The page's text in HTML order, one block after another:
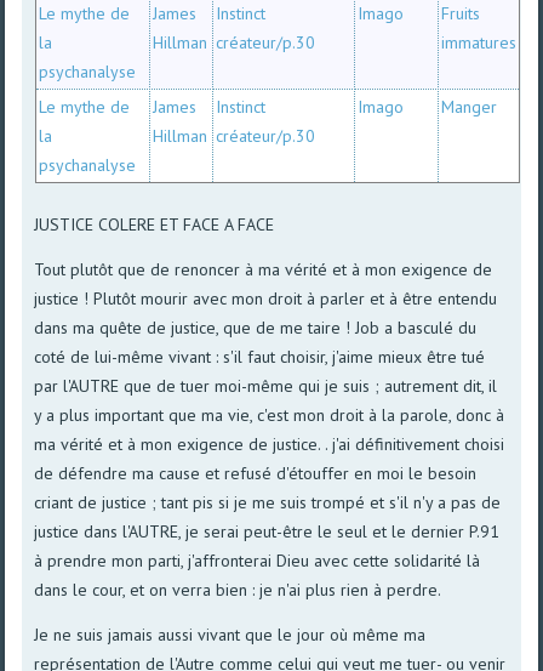
Le mythe de
la
psychanalyse
James
Hillman
Instinct
créateur/p.30
Imago
Fruits
immatures
Le mythe de
la
psychanalyse
James
Hillman
Instinct
créateur/p.30
Imago Manger
JUSTICE COLERE ET FACE A FACE
Tout plutôt que de renoncer à ma vérité et à mon exigence de
justice ! Plutôt mourir avec mon droit à parler et à être entendu
dans ma quête de justice, que de me taire ! Job a basculé du
coté de lui-même vivant : s'il faut choisir, j'aime mieux être tué
par l'AUTRE que de tuer moi-même qui je suis ; autrement dit, il
y a plus important que ma vie, c'est mon droit à la parole, donc à
ma vérité et à mon exigence de justice. . j'ai définitivement choisi
de défendre ma cause et refusé d'étouffer en moi le besoin
criant de justice ; tant pis si je me suis trompé et s'il n'y a pas de
justice dans l'AUTRE, je serai peut-être le seul et le dernier P.91
à prendre mon parti, j'affronterai Dieu avec cette solidarité là
dans le cour, et on verra bien : je n'ai plus rien à perdre.
Je ne suis jamais aussi vivant que le jour où même ma
représentation de l'Autre comme celui qui veut me tuer- ou venir